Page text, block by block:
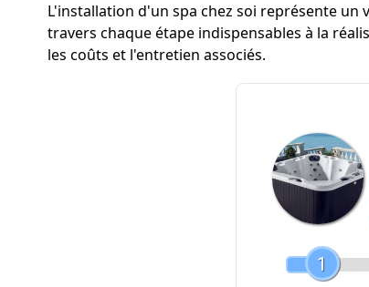
L'installation d'un spa chez soi représente
travers chaque étape indispensables à la
les coûts et l'entretien associés.
1